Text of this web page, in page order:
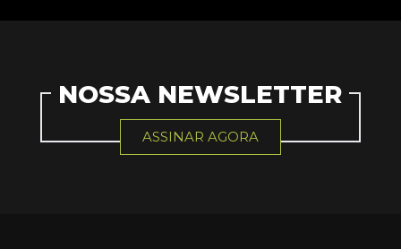
NOSSA NEWSLETTER
ASSINAR AGORA